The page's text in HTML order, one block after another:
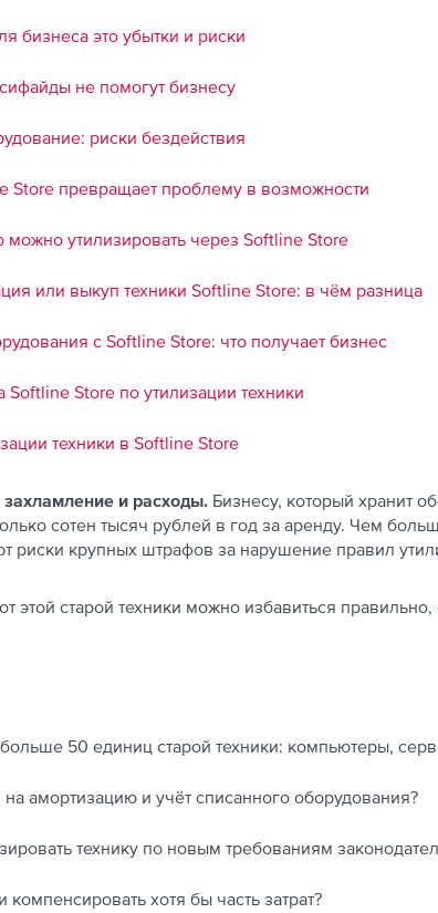
бизнеса это убытки и риски
не помогут бизнесу
риски бездействия
Store превращает проблему в возможности
можно утилизировать через Softline Store
или выкуп техники Softline Store: в чём разница
с Softline Store: что получает бизнес
Store по утилизации техники
техники в Softline Store
и расходы. Бизнесу, который хранит
сотен тысяч рублей в год за аренду. Чем
риски крупных штрафов за нарушение правил
этой старой техники можно избавиться
больше 50 единиц старой техники: компьютеры,
на амортизацию и учёт списанного оборудования?
технику по новым требованиям
хотя бы часть затрат?